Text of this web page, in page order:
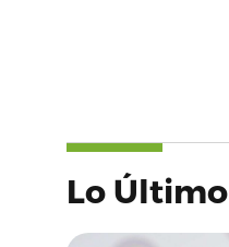
Lo Último